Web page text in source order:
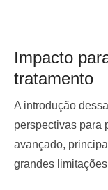
Impacto
tratamento
A introdução
perspectivas para
avançado,
grandes